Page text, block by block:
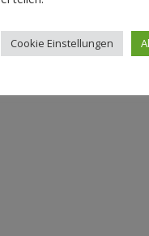
Cookie Einstellungen